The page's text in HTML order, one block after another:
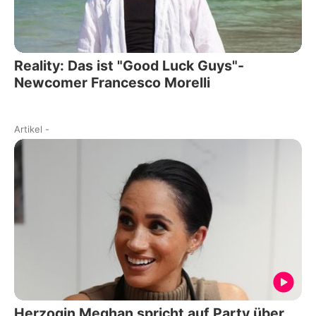
Reality: Das ist "Good Luck Guys"-
Newcomer Francesco Morelli
Artikel -